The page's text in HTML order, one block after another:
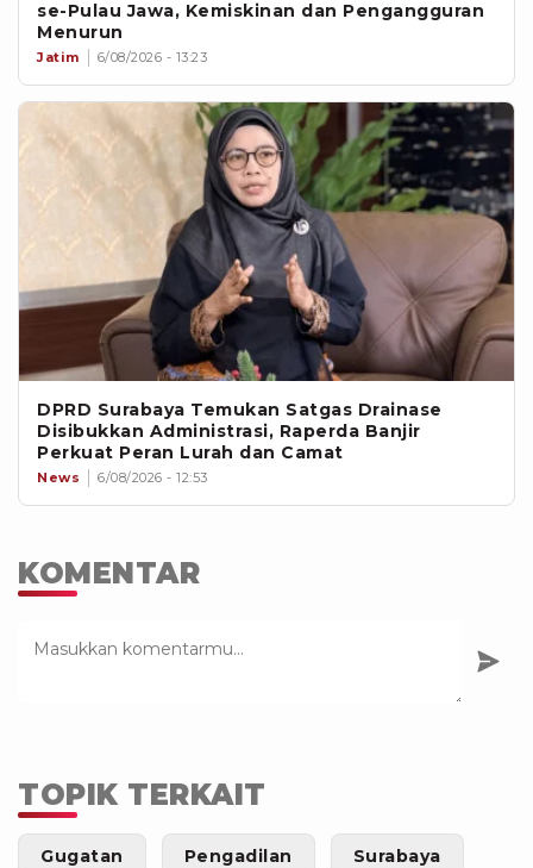
se-Pulau Jawa, Kemiskinan dan Pengangguran
Menurun
Jatim 6/08/2026 - 13:23
DPRD Surabaya Temukan Satgas Drainase
Disibukkan Administrasi, Raperda Banjir
Perkuat Peran Lurah dan Camat
News 6/08/2026 - 12:53
KOMENTAR
TOPIK TERKAIT
Gugatan Pengadilan Surabaya